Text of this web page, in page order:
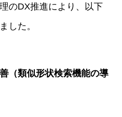
のDX推進により、以下
した。
（類似形状検索機能の導